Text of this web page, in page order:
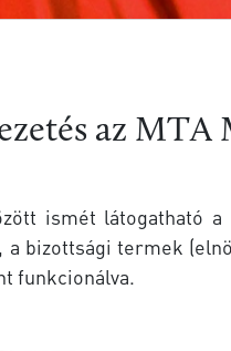
az MTA
ismét látogatható
bizottsági termek
funkcionálva.